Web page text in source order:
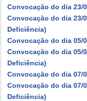
Convocação do dia 23/
Convocação do dia 23/
Deficiência)
Convocação do dia 05/
Convocação do dia 05/
Deficiência)
Convocação do dia 07/
Convocação do dia 07/
Deficiência)